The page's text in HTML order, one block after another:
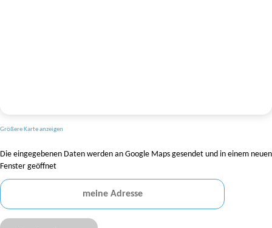
Größere Karte anzeigen
Die eingegebenen Daten werden an Google Maps gesendet und in einem neuen
Fenster geöffnet